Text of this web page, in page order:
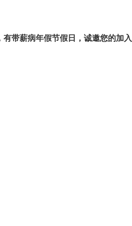
带薪病年假节假日，诚邀您的加入